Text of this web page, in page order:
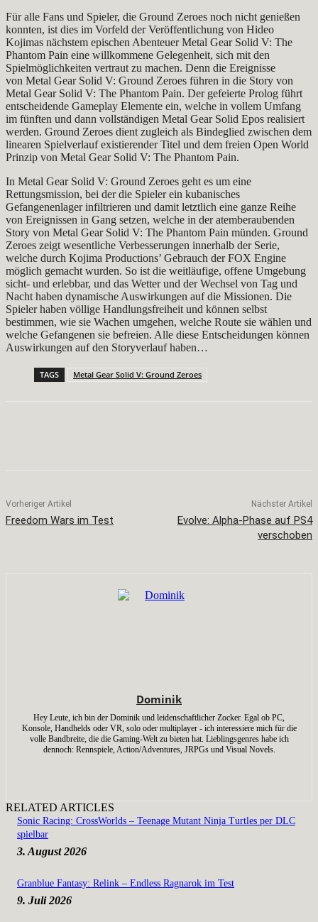
Für alle Fans und Spieler, die Ground Zeroes noch nicht genießen
konnten, ist dies im Vorfeld der Veröffentlichung von Hideo
Kojimas nächstem epischen Abenteuer Metal Gear Solid V: The
Phantom Pain eine willkommene Gelegenheit, sich mit den
Spielmöglichkeiten vertraut zu machen. Denn die Ereignisse
von Metal Gear Solid V: Ground Zeroes führen in die Story von
Metal Gear Solid V: The Phantom Pain. Der gefeierte Prolog führt
entscheidende Gameplay Elemente ein, welche in vollem Umfang
im fünften und dann vollständigen Metal Gear Solid Epos realisiert
werden. Ground Zeroes dient zugleich als Bindeglied zwischen dem
linearen Spielverlauf existierender Titel und dem freien Open World
Prinzip von Metal Gear Solid V: The Phantom Pain.
In Metal Gear Solid V: Ground Zeroes geht es um eine
Rettungsmission, bei der die Spieler ein kubanisches
Gefangenenlager infiltrieren und damit letztlich eine ganze Reihe
von Ereignissen in Gang setzen, welche in der atemberaubenden
Story von Metal Gear Solid V: The Phantom Pain münden. Ground
Zeroes zeigt wesentliche Verbesserungen innerhalb der Serie,
welche durch Kojima Productions’ Gebrauch der FOX Engine
möglich gemacht wurden. So ist die weitläufige, offene Umgebung
sicht- und erlebbar, und das Wetter und der Wechsel von Tag und
Nacht haben dynamische Auswirkungen auf die Missionen. Die
Spieler haben völlige Handlungsfreiheit und können selbst
bestimmen, wie sie Wachen umgehen, welche Route sie wählen und
welche Gefangenen sie befreien. Alle diese Entscheidungen können
Auswirkungen auf den Storyverlauf haben…
TAGS Metal Gear Solid V: Ground Zeroes
Vorheriger Artikel
Freedom Wars im Test
Nächster Artikel
Evolve: Alpha-Phase auf PS4
verschoben
Dominik
Hey Leute, ich bin der Dominik und leidenschaftlicher Zocker. Egal ob PC,
Konsole, Handhelds oder VR, solo oder multiplayer - ich interessiere mich für die
volle Bandbreite, die die Gaming-Welt zu bieten hat. Lieblingsgenres habe ich
dennoch: Rennspiele, Action/Adventures, JRPGs und Visual Novels.
RELATED ARTICLES
Sonic Racing: CrossWorlds – Teenage Mutant Ninja Turtles per DLC
spielbar
3. August 2026
Granblue Fantasy: Relink – Endless Ragnarok im Test
9. Juli 2026